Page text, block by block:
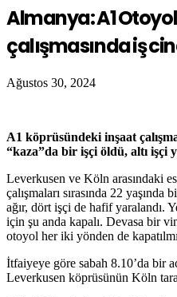
Almanya: A1
çalışmasında iş
Ağustos 30, 2024
A1 köprüsündeki inşaat
“kaza”da bir işçi öldü, altı işçi
Leverkusen ve Köln arasındaki
çalışmaları sırasında 22
ağır, dört işçi de hafif yaralandı.
için şu anda kapalı. Devasa bir
otoyol her iki yönden de
İtfaiyeye göre sabah 8.10’da bir
Leverkusen köprüsünün Köln